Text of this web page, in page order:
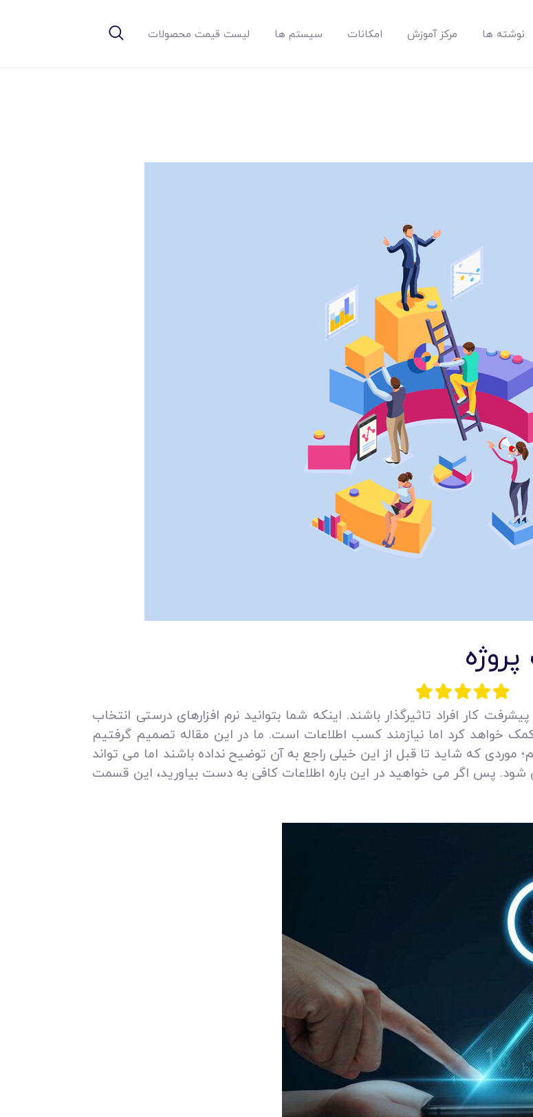
نوشته ها مرکز آموزش امکانات سیستم ها لیست قیمت محصولات
نوشته ها
مرکز آموزش
امکانات
سیستم ها
قیمت محصولات
کار افراد تاثیرگذار باشند. اینکه شما بتوانید نرم افزارهای درستی انتخاب
خواهد کرد اما نیازمند کسب اطلاعات است. ما در این مقاله تصمیم گرفتیم
که شاید تا قبل از این خیلی راجع به آن توضیح نداده باشند اما می‌ تواند
پس اگر می‌ خواهید در این باره اطلاعات کافی به دست بیاورید، این قسمت